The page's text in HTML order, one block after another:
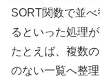
SORT関数で並
るといった処理が
たとえば、複数
のない一覧へ整